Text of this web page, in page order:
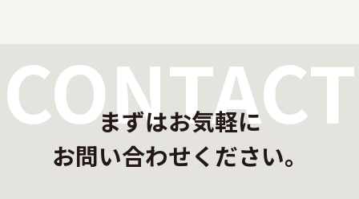
まずはお気軽に
お問い合わせください。
CONTACT